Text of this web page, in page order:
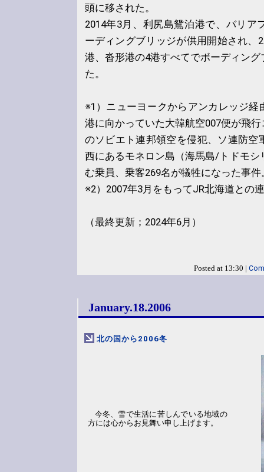
頭に移された。
2014年3月、利尻島鴛泊港で、バリア
ーディングブリッジが供用開始され、
港、沓形港の4港すべてでボーディン
た。
※1）ニューヨークからアンカレッジ経
港に向かっていた大韓航空007便が飛
のソビエト連邦領空を侵犯、ソ連防空
西にあるモネロン島（海馬島/トドモシ
む乗員、乗客269名が犠牲になった事件
※2）2007年3月をもってJR北海道との
（最終更新；2024年6月）
Posted at 13:30 |
January.18.2006
北の国から2006冬
今冬、雪で生活に苦しんでいる地域の
方には心からお見舞い申し上げます。